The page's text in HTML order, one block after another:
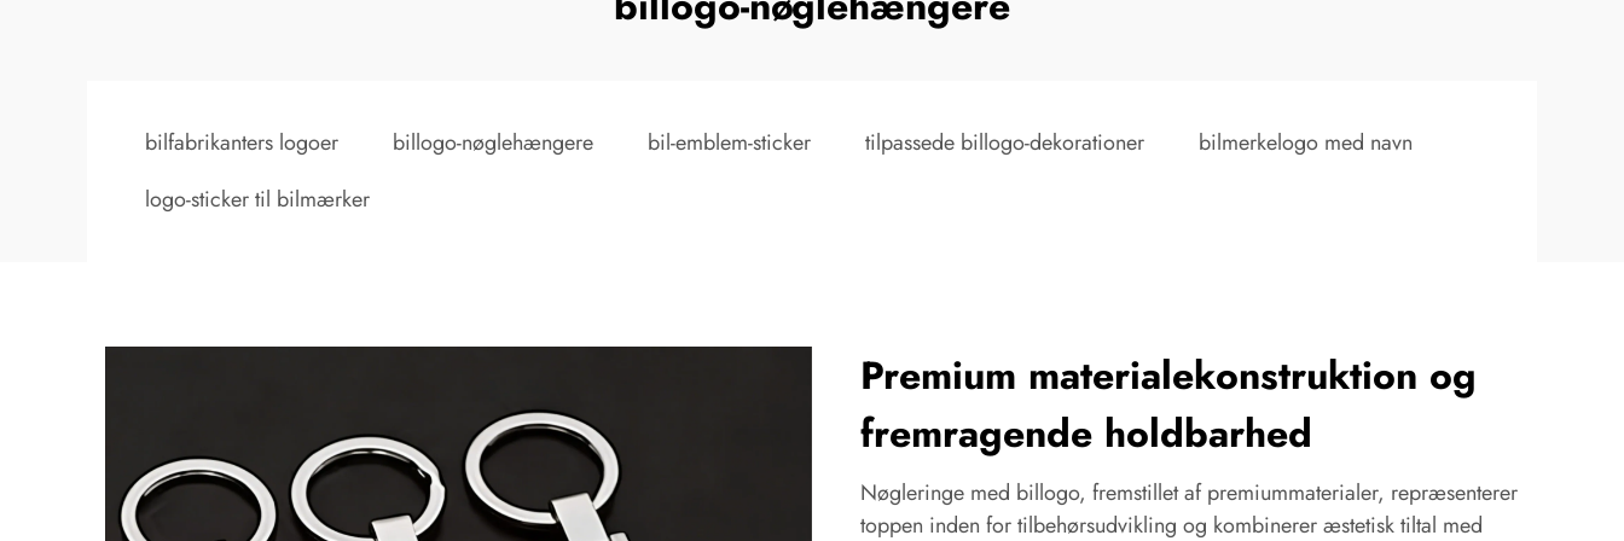
bilfabrikanters logoer billogo-nøglehængere bil-emblem-sticker tilpassede billogo-dekorationer
bilmerkelogo med navn
logo-sticker til bilmærker
Premium materialekonstruktion og
fremragende holdbarhed
Nøgleringe med billogo, fremstillet af premiummaterialer, repræsenterer
toppen inden for tilbehørsudvikling og kombinerer æstetisk tiltal med